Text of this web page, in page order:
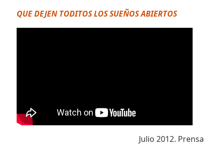
QUE DEJEN TODITOS LOS SUEÑOS ABIERTOS
Julio 2012. Prensa